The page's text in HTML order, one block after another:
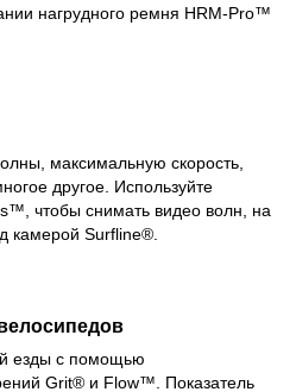
нагрудного ремня HRM-Pro™
максимальную скорость,
другое. Используйте
чтобы снимать видео волн, на
камерой Surfline®.
езды с помощью
Grit® и Flow™. Показатель